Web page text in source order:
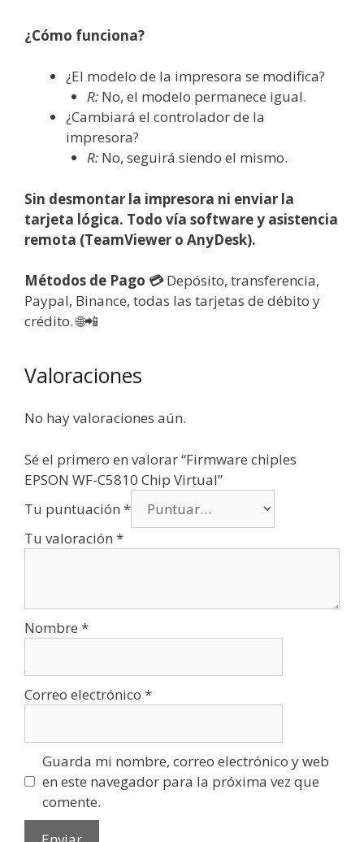
¿Cómo funciona?
¿El modelo de la impresora se modifica?
R:No, el modelo permanece igual.
¿Cambiará el controlador de la
impresora?
R:No, seguirá siendo el mismo.
Sin desmontar la impresora ni enviar la
tarjeta lógica. Todo vía software y asistencia
remota (TeamViewer o AnyDesk).
Métodos de Pago 💳Depósito, transferencia,
Paypal, Binance, todas las tarjetas de débito y
crédito. 🌐📲
Valoraciones
No hay valoraciones aún.
Sé el primero en valorar “Firmware chiples
EPSON WF-C5810 Chip Virtual”
Tu puntuación *
Tu valoración *
Nombre *
Correo electrónico *
Guarda mi nombre, correo electrónico y web
en este navegador para la próxima vez que
comente.